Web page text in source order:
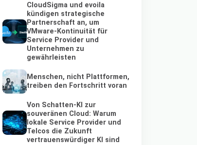
CloudSigma und evoila
kündigen strategische
Partnerschaft an, um
VMware-Kontinuität für
Service Provider und
Unternehmen zu
gewährleisten
Menschen, nicht Plattformen,
treiben den Fortschritt voran
Von Schatten-KI zur
souveränen Cloud: Warum
lokale Service Provider und
Telcos die Zukunft
vertrauenswürdiger KI sind